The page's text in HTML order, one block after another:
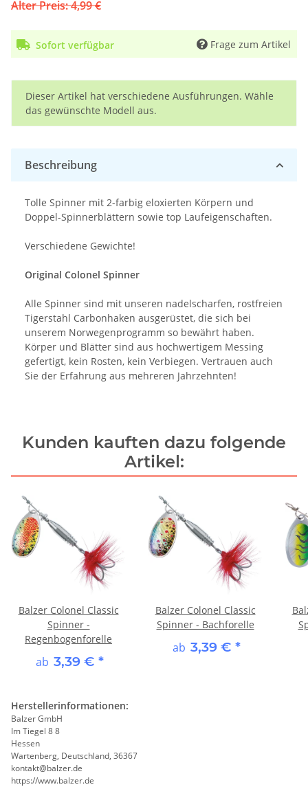
Alter Preis: 4,99 €
Sofort verfügbar Frage zum Artikel
x
Dieser Artikel hat verschiedene Ausführungen. Wähle
das gewünschte Modell aus.
Beschreibung
Tolle Spinner mit 2-farbig eloxierten Körpern und
Doppel-Spinnerblättern sowie top Laufeigenschaften.
Verschiedene Gewichte!
Original Colonel Spinner
Alle Spinner sind mit unseren nadelscharfen, rostfreien
Tigerstahl Carbonhaken ausgerüstet, die sich bei
unserem Norwegenprogramm so bewährt haben.
Körper und Blätter sind aus hochwertigem Messing
gefertigt, kein Rosten, kein Verbiegen. Vertrauen auch
Sie der Erfahrung aus mehreren Jahrzehnten!
Kunden kauften dazu folgende
Artikel:
Balzer Colonel Classic
Spinner -
Regenbogenforelle
ab 3,39 € *
Balzer Colonel Classic
Spinner - Bachforelle
ab 3,39 € *
Herstellerinformationen:
Balzer GmbH
Im Tiegel 8 8
Hessen
Wartenberg, Deutschland, 36367
kontakt@balzer.de
https://www.balzer.de